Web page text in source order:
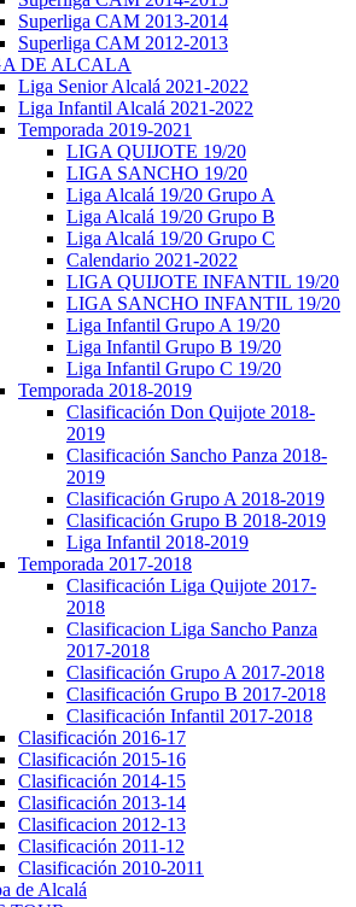
Superliga CAM 2013-2014
Superliga CAM 2012-2013
DE ALCALA
Liga Senior Alcalá 2021-2022
Liga Infantil Alcalá 2021-2022
Temporada 2019-2021
LIGA QUIJOTE 19/20
LIGA SANCHO 19/20
Liga Alcalá 19/20 Grupo A
Liga Alcalá 19/20 Grupo B
Liga Alcalá 19/20 Grupo C
Calendario 2021-2022
LIGA QUIJOTE INFANTIL 19/20
LIGA SANCHO INFANTIL 19/20
Liga Infantil Grupo A 19/20
Liga Infantil Grupo B 19/20
Liga Infantil Grupo C 19/20
Temporada 2018-2019
Clasificación Don Quijote 2018-
2019
Clasificación Sancho Panza 2018-
2019
Clasificación Grupo A 2018-2019
Clasificación Grupo B 2018-2019
Liga Infantil 2018-2019
Temporada 2017-2018
Clasificación Liga Quijote 2017-
2018
Clasificacion Liga Sancho Panza
2017-2018
Clasificación Grupo A 2017-2018
Clasificación Grupo B 2017-2018
Clasificación Infantil 2017-2018
Clasificación 2016-17
Clasificación 2015-16
Clasificación 2014-15
Clasificación 2013-14
Clasificacion 2012-13
Clasificación 2011-12
Clasificación 2010-2011
de Alcalá